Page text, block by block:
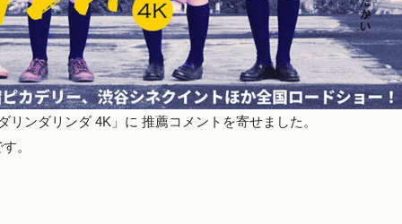
ンダリンダ 4K」に 推薦コメントを寄せました。
。